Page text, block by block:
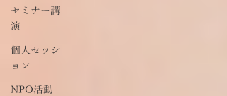
セミナー講
演
個人セッシ
ョン
NPO活動